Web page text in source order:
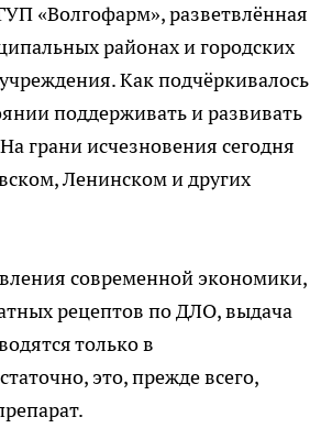
«Волгофарм», разветвлённая
районах и городских
Как подчёркивалось
поддерживать и развивать
грани исчезновения сегодня
Ленинском и других
современной экономики,
рецептов по ДЛО, выдача
только в
это, прежде всего,